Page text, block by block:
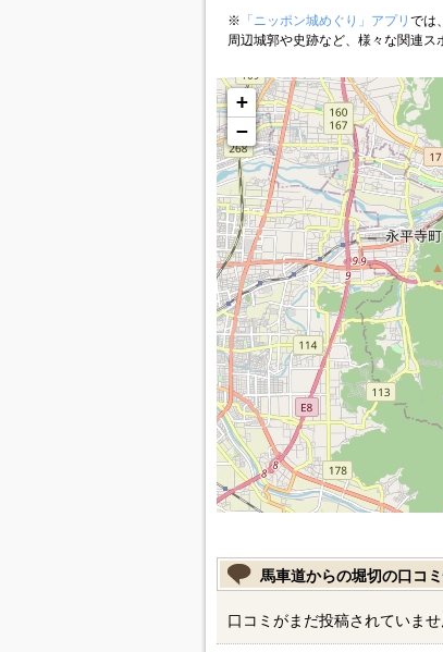
※ 「ニッポン城めぐり」アプリ では
周辺城郭や史跡など、様々な関連ス
+
−
馬車道からの堀切の口コ
口コミがまだ投稿されていませ